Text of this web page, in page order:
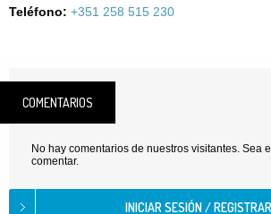
Teléfono: +351 258 515 230
COMENTARIOS
No hay comentarios de nuestros visitantes. Sea
comentar.